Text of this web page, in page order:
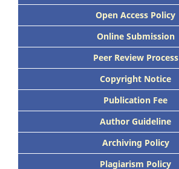
Open Access Policy
Online Submission
Peer Review Process
Copyright Notice
Publication Fee
Author Guideline
Archiving Policy
Plagiarism Policy